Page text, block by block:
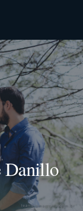
Danillo